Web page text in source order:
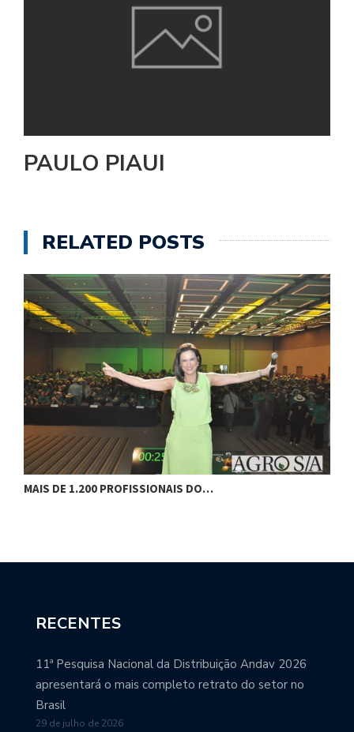
PAULO PIAUI
RELATED POSTS
MAIS DE 1.200 PROFISSIONAIS DO…
RECENTES
11ª Pesquisa Nacional da Distribuição Andav 2026
apresentará o mais completo retrato do setor no
Brasil
29 de julho de 2026